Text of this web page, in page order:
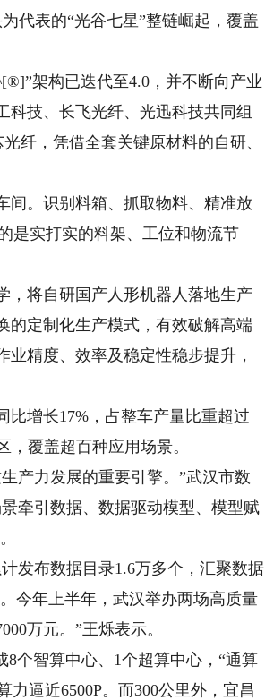
代表的“光谷七星”整链崛起，覆盖
架构已迭代至4.0，并不断向产业
技、长飞光纤、光迅科技共同组
纤，凭借全套关键原材料的自研、
。识别料箱、抓取物料、精准放
实打实的料架、工位和物流节
将自研国产人形机器人落地生产
的定制化生产模式，有效破解高端
精度、效率及稳定性稳步提升，
增长17%，占整车产量比重超过
覆盖超百种应用场景。
力发展的重要引擎。”武汉市数
牵引数据、数据驱动模型、模型赋
布数据目录1.6万多个，汇聚数据
今年上半年，武汉举办两场高质量
万元。”王烁表示。
智算中心、1个超算中心，“通算
逼近6500P。而300公里外，宜昌